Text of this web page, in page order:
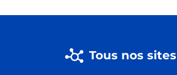
Tous nos sites